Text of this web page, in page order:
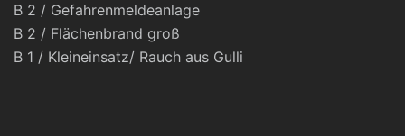
B 2 / Gefahrenmeldeanlage
B 2 / Flächenbrand groß
B 1 / Kleineinsatz/ Rauch aus Gulli